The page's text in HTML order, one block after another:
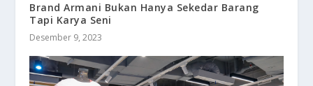
Brand Armani Bukan Hanya Sekedar Barang
Tapi Karya Seni
Desember 9, 2023